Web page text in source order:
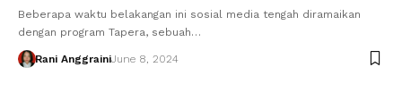
Beberapa waktu belakangan ini sosial media tengah diramaikan
dengan program Tapera, sebuah…
Rani AnggrainiJune 8, 2024